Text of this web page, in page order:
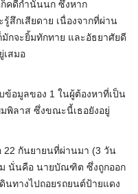
คดีกำนันนก ซึ่งหาก
สึกเสียดาย เนื่องจากที่ผ่าน
กจะยิ้มทักทาย และอัธยาศัยดี
เสมอ
อมูลของ 1 ในผู้ต้องหาที่เป็น
พิลาส ซึ่งขณะนี้เธอยังอยู่
22 กันยายนที่ผ่านมา (3 วัน
นั่นคือ นายบัณฑิต ซึ่งถูกออก
นทางไปถอยรถยนต์ป้ายแดง